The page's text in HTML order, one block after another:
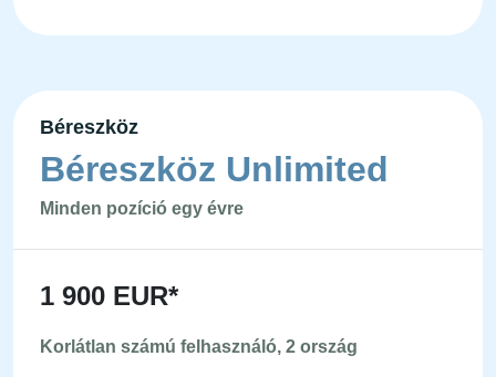
Béreszköz
Béreszköz Unlimited
Minden pozíció egy évre
1 900 EUR*
Korlátlan számú felhasználó, 2 ország